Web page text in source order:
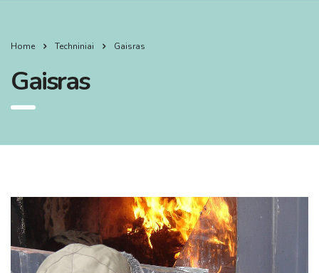
Home Techniniai Gaisras
Gaisras